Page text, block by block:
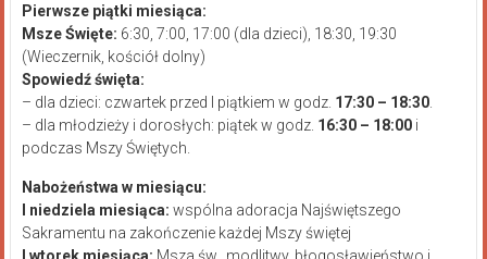
Pierwsze piątki miesiąca:
Msze Święte: 6:30, 7:00, 17:00 (dla dzieci), 18:30, 19:30
(Wieczernik, kościół dolny)
Spowiedź święta:
– dla dzieci: czwartek przed I piątkiem w godz. 17:30 – 18:30.
– dla młodzieży i dorosłych: piątek w godz. 16:30 – 18:00i
podczas Mszy Świętych.
Nabożeństwa w miesiącu:
I niedziela miesiąca: wspólna adoracja Najświętszego
Sakramentu na zakończenie każdej Mszy świętej